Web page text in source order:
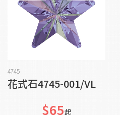
4745
花式石4745-001/VL
$65起